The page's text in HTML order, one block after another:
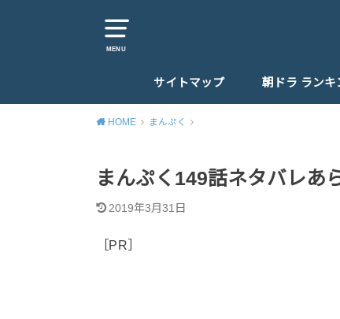
MENU
サイトマップ 朝ドラ ランキ
HOME まんぷく
まんぷく149話ネタバレあ
2019年3月31日
［PR］